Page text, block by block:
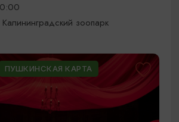
зоопарк
ПУШКИНСКАЯ КАРТА